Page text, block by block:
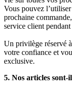
Vous pouvez
prochaine
service client
Un privilège réservé
votre confiance et
exclusive.
5. Nos articles sont-